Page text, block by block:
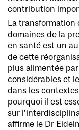
contribution
La transformation
domaines de la
en santé est un
de cette
plus alimentée
considérables et
dans les
pourquoi il est
sur
affirme le Dr